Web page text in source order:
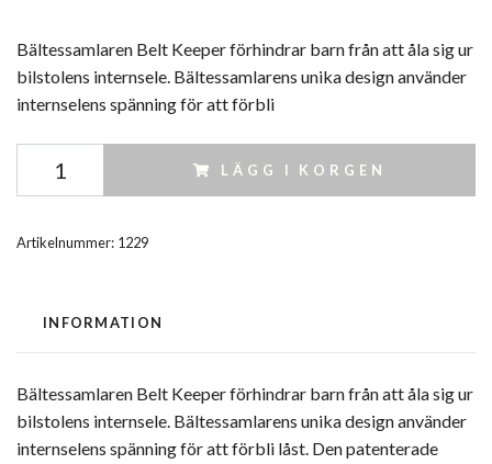
Bältessamlaren Belt Keeper förhindrar barn från att åla sig ur
bilstolens internsele. Bältessamlarens unika design använder
internselens spänning för att förbli
LÄGG I KORGEN
Artikelnummer: 1229
INFORMATION
Bältessamlaren Belt Keeper förhindrar barn från att åla sig ur
bilstolens internsele. Bältessamlarens unika design använder
internselens spänning för att förbli låst. Den patenterade